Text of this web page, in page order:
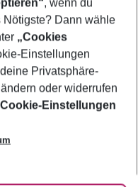
, wenn du
Nötigste? Dann wähle
„Cookies
Einstellungen
Privatsphäre-
oder widerrufen
Einstellungen